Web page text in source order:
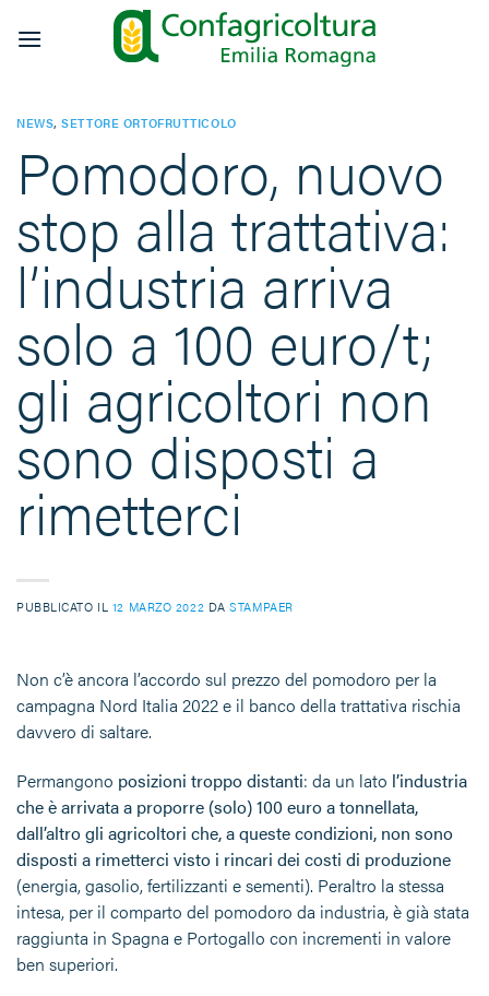
NEWS,SETTORE ORTOFRUTTICOLO
Pomodoro, nuovo
stop alla trattativa:
l’industria arriva
solo a 100 euro/t;
gli agricoltori non
sono disposti a
rimetterci
PUBBLICATO IL 12 MARZO 2022 DASTAMPAER
Non c’è ancora l’accordo sul prezzo del pomodoro per la
campagna Nord Italia 2022 e il banco della trattativa rischia
davvero di saltare.
Permangono posizioni troppo distanti: da un lato l’industria
che è arrivata a proporre (solo) 100 euro a tonnellata,
dall’altro gli agricoltori che, a queste condizioni, non sono
disposti a rimetterci visto i rincari dei costi di produzione
(energia, gasolio, fertilizzanti e sementi). Peraltro la stessa
intesa, per il comparto del pomodoro da industria, è già stata
raggiunta in Spagna e Portogallo con incrementi in valore
ben superiori.